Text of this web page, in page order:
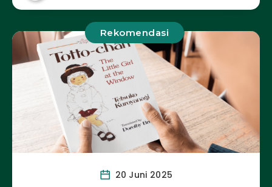
Rekomendasi
20 Juni 2025